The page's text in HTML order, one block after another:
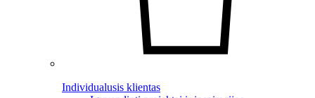
Individualusis klientas